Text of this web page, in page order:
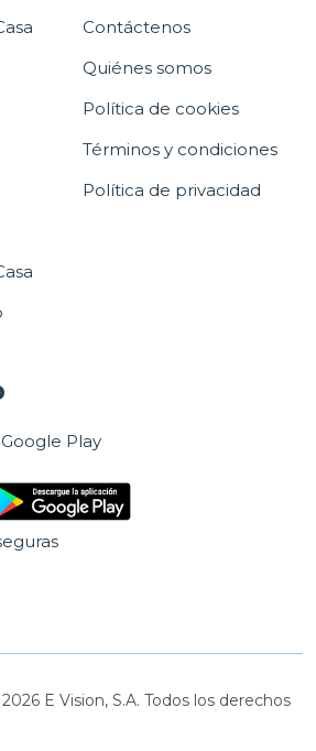
Contáctenos
Quiénes somos
Política de cookies
Términos y condiciones
Política de privacidad
Play
E Vision, S.A. Todos los derechos